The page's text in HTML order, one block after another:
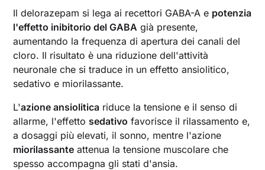
Il delorazepam si lega ai recettori GABA-A e potenzia
l'effetto inibitorio del GABA già presente,
aumentando la frequenza di apertura dei canali del
cloro. Il risultato è una riduzione dell'attività
neuronale che si traduce in un effetto ansiolitico,
sedativo e miorilassante.
L'azione ansiolitica riduce la tensione e il senso di
allarme, l'effetto sedativo favorisce il rilassamento e,
a dosaggi più elevati, il sonno, mentre l'azione
miorilassante attenua la tensione muscolare che
spesso accompagna gli stati d'ansia.